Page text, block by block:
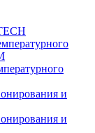
и
и